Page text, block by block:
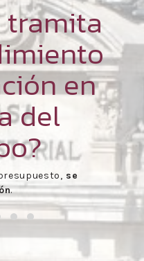
tramita
en
del
se
.